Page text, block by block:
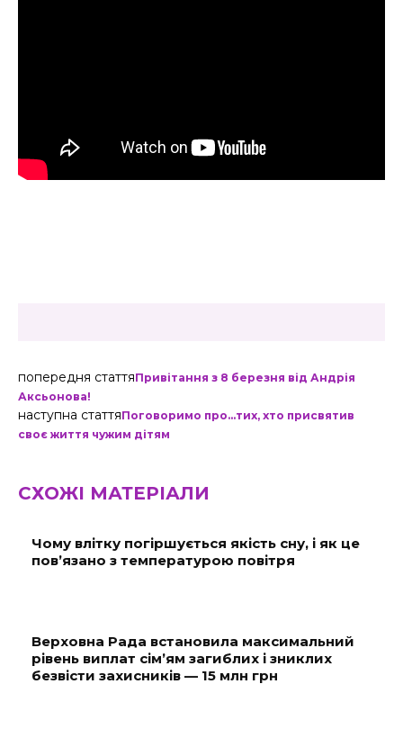
попередня статтяПривітання з 8 березня від Андрія
Аксьонова!
наступна статтяПоговоримо про…тих, хто присвятив
своє життя чужим дітям
СХОЖІ МАТЕРІАЛИ
Чому влітку погіршується якість сну, і як це
пов’язано з температурою повітря
Верховна Рада встановила максимальний
рівень виплат сім’ям загиблих і зниклих
безвісти захисників — 15 млн грн